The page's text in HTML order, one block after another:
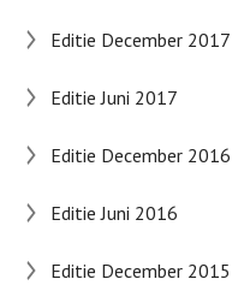
Editie December 2017
Editie Juni 2017
Editie December 2016
Editie Juni 2016
Editie December 2015